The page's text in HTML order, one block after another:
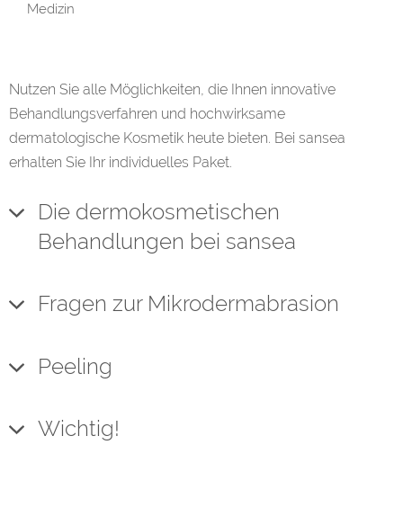
Medizin
Nutzen Sie alle Möglichkeiten, die Ihnen innovative
Behandlungsverfahren und hochwirksame
dermatologische Kosmetik heute bieten. Bei sansea
erhalten Sie Ihr individuelles Paket.
Die dermokosmetischen
Behandlungen bei sansea
Fragen zur Mikrodermabrasion
Peeling
Wichtig!